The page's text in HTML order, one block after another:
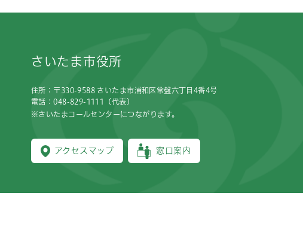
さいたま市役所
住所：〒330-9588 さいたま市浦和区常盤六丁目4番4号
電話：048-829-1111（代表）
※さいたまコールセンターにつながります。
アクセスマップ 窓口案内